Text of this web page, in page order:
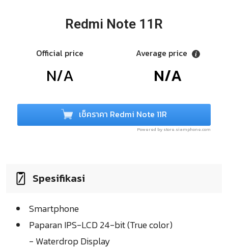
Redmi Note 11R
Official price
N/A
Average price
N/A
เช็คราคา Redmi Note 11R
Powered by store.siamphone.com
Spesifikasi
Smartphone
Paparan IPS-LCD 24-bit (True color)
- Waterdrop Display